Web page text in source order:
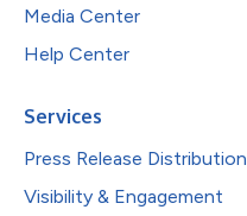
Media Center
Help Center
Services
Press Release Distribution
Visibility & Engagement